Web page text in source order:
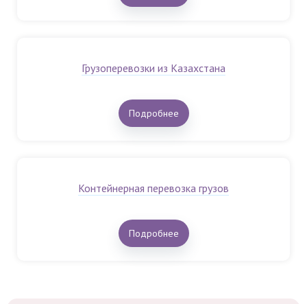
Грузоперевозки из Казахстана
Подробнее
Контейнерная перевозка грузов
Подробнее